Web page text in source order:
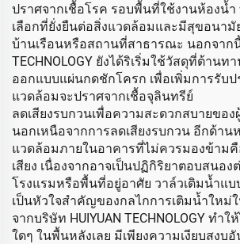
ปราศจากเชื้อโรค รอบพื้นที่ใช้งานห้องน้ำ
เลือกที่ยั่งยืนต่อสิ่งแวดล้อมและมีสุขอนามั
บ้านเรือนหรือสถานที่สาธารณะ นอกจากนี้
TECHNOLOGY ยังได้ริเริ่มใช้วัสดุที่ต้านท
ออกแบบแผ่นกดชักโครก เพื่อเพิ่มการรับ
แวดล้อมจะปราศจากเชื้อจุลินทรีย์
ลดเสียงรบกวนเพื่อความสะดวกสบายของ
นอกเหนือจากการลดเสียงรบกวน อีกด้าน
แวดล้อมภายในอาคารที่ไม่ควรมองข้าม
เสียง เนื่องจากอาจเป็นปฏิกิริยาตอบสนอง
โรงแรมหรือพื้นที่อยู่อาศัย วาล์วเติมน้ำแบ
เป็นหัวใจสำคัญของกลไกการเติมน้ำใหม่
จากบริษัท HUIYUAN TECHNOLOGY ทำ
ใดๆ ในพื้นหลังเลย มีเพียงความเงียบสงบ